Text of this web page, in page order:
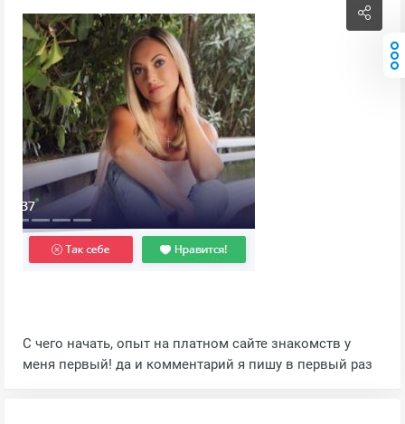
С чего начать, опыт на платном сайте знакомств у
меня первый! да и комментарий я пишу в первый раз